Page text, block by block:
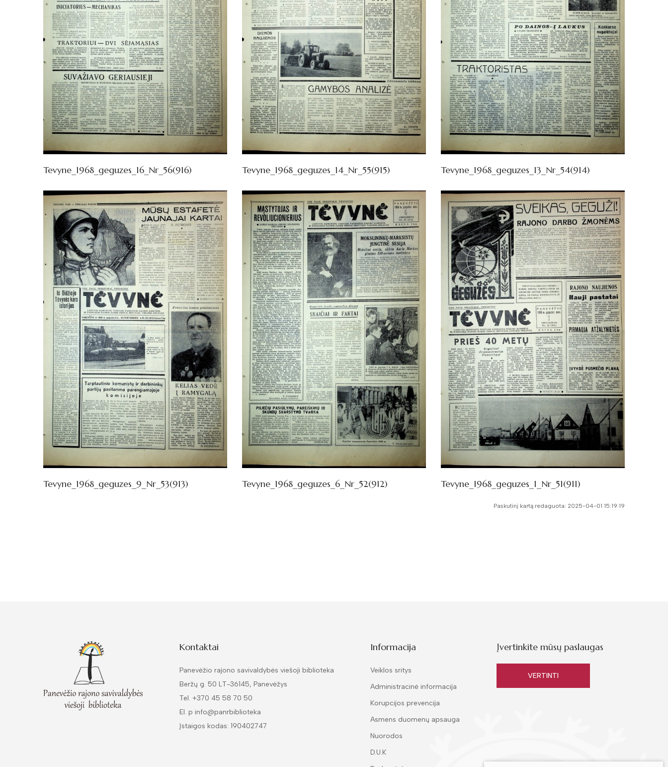
Tevyne_1968_geguzes_16_Nr_56(916) Tevyne_1968_geguzes_14_Nr_55(915) Tevyne_1968_geguzes_13_Nr_54(914)
Tevyne_1968_geguzes_9_Nr_53(913) Tevyne_1968_geguzes_6_Nr_52(912) Tevyne_1968_geguzes_1_Nr_51(911)
Paskutinį kartą redaguota: 2025-04-01 15:19:19
Kontaktai
Panevėžio rajono savivaldybės viešoji biblioteka
Beržų g. 50 LT-36145, Panevėžys
Tel. +370 45 58 70 50
El. p info@panrbiblioteka
Įstaigos kodas: 190402747
Informacija
Veiklos sritys
Administracinė informacija
Korupcijos prevencija
Asmens duomenų apsauga
Nuorodos
D.U.K
Įvertinkite mūsų paslaugas
VERTINTI